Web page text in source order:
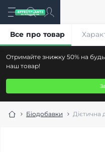
Отримайте знижку 50% на
наш товар!
Біодобавки Дієтична
Все про товар